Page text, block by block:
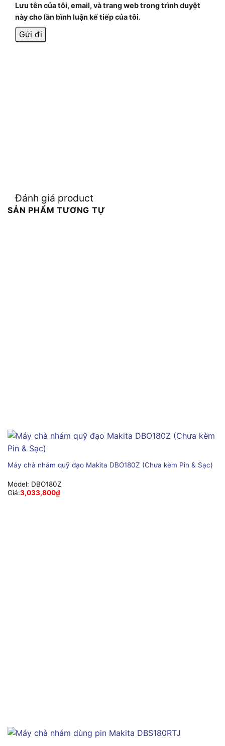
Lưu tên của tôi, email, và trang web trong trình duyệt
này cho lần bình luận kế tiếp của tôi.
Đánh giá product
SẢN PHẨM TƯƠNG TỰ
Máy chà nhám quỹ đạo Makita DBO180Z (Chưa kèm Pin & Sạc)
Model: DBO180Z
Giá:3,033,800₫